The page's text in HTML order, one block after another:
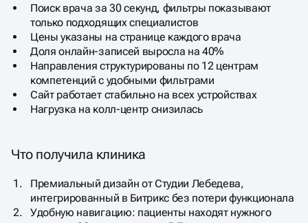
Поиск врача за 30 секунд, фильтры показывают
только подходящих специалистов
Цены указаны на странице каждого врача
Доля онлайн-записей выросла на 40%
Направления структурированы по 12 центрам
компетенций с удобными фильтрами
Сайт работает стабильно на всех устройствах
Нагрузка на колл-центр снизилась
Что получила клиника
Премиальный дизайн от Студии Лебедева,
интегрированный в Битрикс без потери функционала
Удобную навигацию: пациенты находят нужного